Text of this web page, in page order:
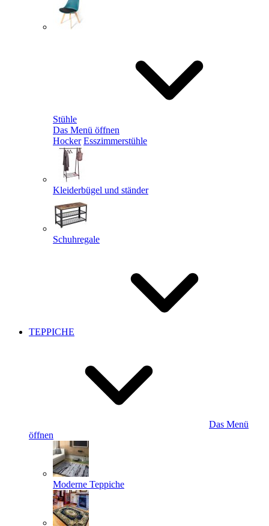
Stühle
Das Menü öffnen
Hocker Esszimmerstühle
Kleiderbügel und ständer
Schuhregale
TEPPICHE
Das Menü
öffnen
Moderne Teppiche